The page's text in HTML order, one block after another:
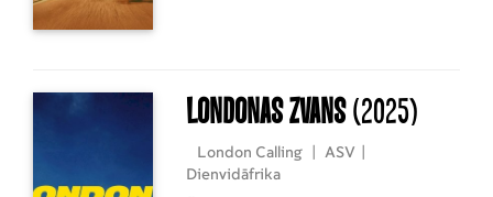
pagātnes sekām.
Londonas zvans(2025)
London Calling ASV
Dienvidāfrika